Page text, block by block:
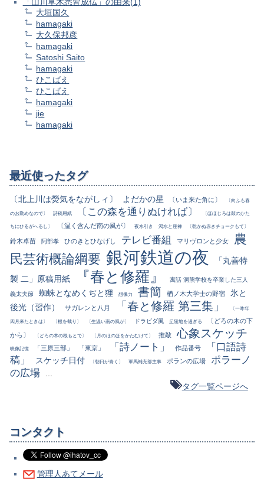
大垣国久
hamagaki
大久保邦彦
hamagaki
Satoshi Saito
hamagaki
ひこばえ
ひこばえ
hamagaki
jie
hamagaki
最近使ったタグ
〔北上川は熒気をながしィ〕 よだかの星 〔いま来た角に〕 〔向ふも春
のお勤めなので〕 詩稿用紙 〔この森を通りぬければ〕 〔ほほじろは鼓のかた
ちにひるがへるし〕 〔温く含んだ南の風が〕 夜水引き 渇水と座禅 〔乾かぬ赤きチョークもて〕
鈴木卓苗 阿部孝 ひのきとひなげし テレビ番組 マリヴロンと少女
農
民芸術概論綱要 銀河鉄道の夜
「丸善特
製 二」原稿用紙
『春と修羅』 寓話 洞熊学校を卒業した三人
義太夫節 蜘蛛となめくぢと狸 想像力 書簡 楢ノ木大学士の野宿
氷と
後光（習作）
サガレンと八月 「春と修羅 第三集」 〔一昨年
四月来たときは〕 〔根を截り〕 〔生温い南の風が〕 ドラビダ風 丘陵地を過ぎる
〔どろの木の下
から〕
〔どろの木の根もとで〕 〔月のほのほをかたむけて〕 推敲 心象スケッチ
映像記憶 「三原三部」 「東京」 「詩ノート」 作品番号
「口語詩
稿」
スケッチ日付 〔朝日が青く〕 軍馬補充部主事 ポランの広場
ポラーノ
の広場
タグ一覧ページへ
コンタクト
管理人あてメール